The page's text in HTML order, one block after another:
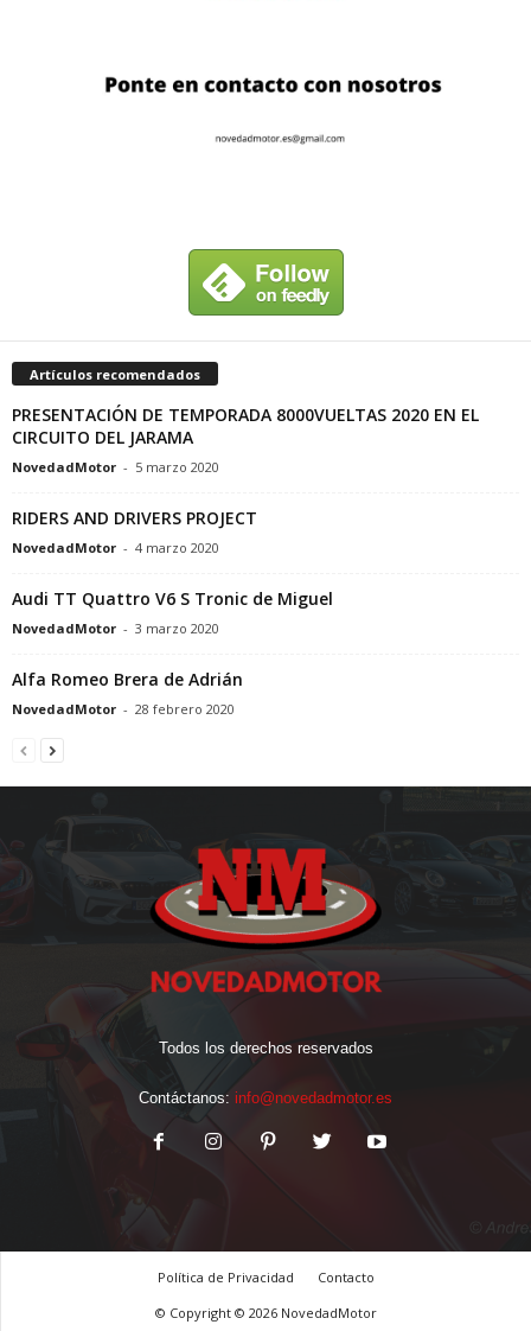
Artículos recomendados
PRESENTACIÓN DE TEMPORADA 8000VUELTAS 2020 EN EL
CIRCUITO DEL JARAMA
NovedadMotor - 5 marzo 2020
RIDERS AND DRIVERS PROJECT
NovedadMotor - 4 marzo 2020
Audi TT Quattro V6 S Tronic de Miguel
NovedadMotor - 3 marzo 2020
Alfa Romeo Brera de Adrián
NovedadMotor - 28 febrero 2020
Todos los derechos reservados
Contáctanos: info@novedadmotor.es
Política de Privacidad
Contacto
© Copyright © 2026 NovedadMotor